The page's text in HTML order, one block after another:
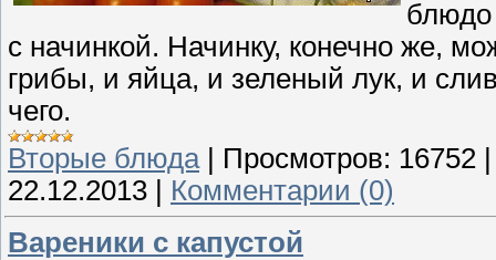
блюдо
с начинкой. Начинку, конечно же,
грибы, и яйца, и зеленый лук, и
чего.
Вторые блюда | Просмотров: 16752
22.12.2013 | Комментарии (0)
Вареники с капустой